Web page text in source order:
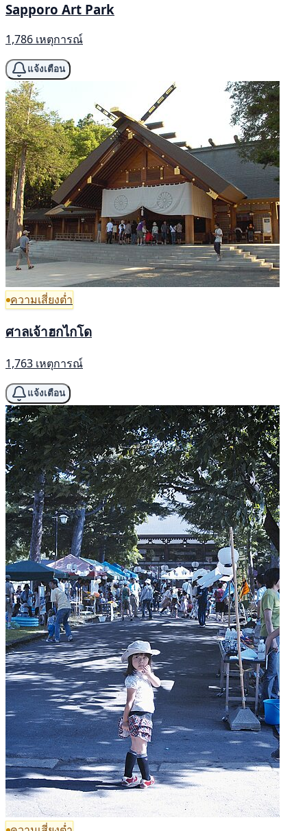
Sapporo Art Park
1,786 เหตุการณ์
แจ้งเตือน
ความเสี่ยงต่ำ
ศาลเจ้าฮกไกโด
1,763 เหตุการณ์
แจ้งเตือน